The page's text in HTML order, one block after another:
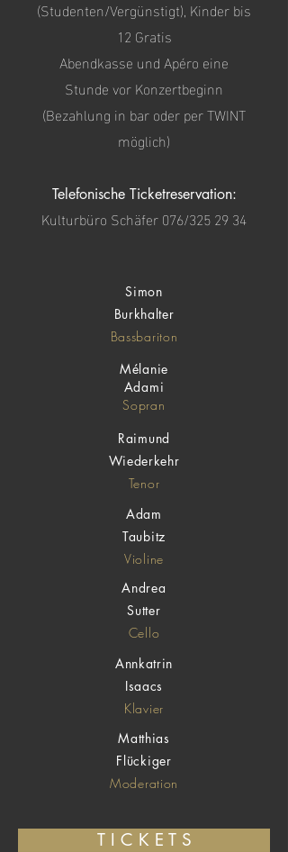
(Studenten/Vergünstigt), Kinder bis
12 Gratis
Abendkasse und Apéro eine
Stunde vor Konzertbeginn
(Bezahlung in bar oder per TWINT
möglich)
Telefonische Ticketreservation:
Kulturbüro Schäfer 076/325 29 34
Simon
Burkhalter
Bassbariton
Mélanie
Adami
Sopran
Raimund
Wiederkehr
Tenor
Adam
Taubitz
Violine
Andrea
Sutter
Cello
Annkatrin
Isaacs
Klavier
Matthias
Flückiger
Moderation
T I C K E T S